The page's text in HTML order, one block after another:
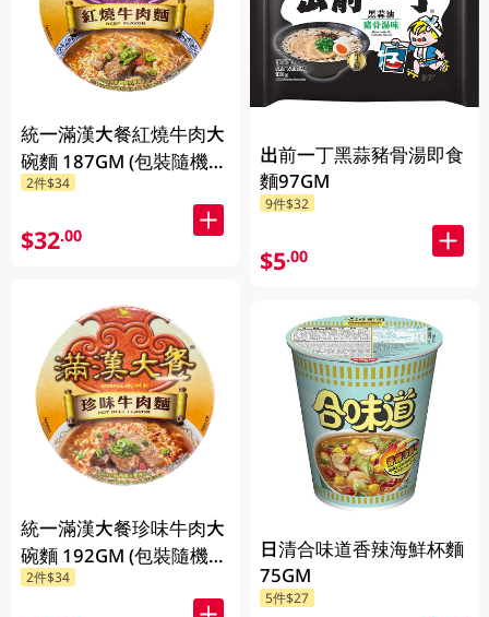
統一滿漢大餐紅燒牛肉大
碗麵 187GM (包裝隨機發
放)
2件$34
$32.00
統一滿漢大餐珍味牛肉大
碗麵 192GM (包裝隨機發
放)
2件$34
出前一丁黑蒜豬骨湯即食
麵97GM
9件$32
$5.00
日清合味道香辣海鮮杯麵
75GM
5件$27